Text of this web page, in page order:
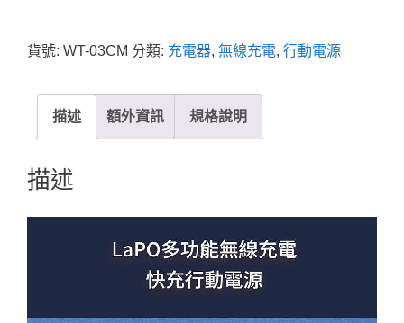
貨號: WT-03CM 分類: 充電器, 無線充電, 行動電源
描述 額外資訊 規格說明
描述